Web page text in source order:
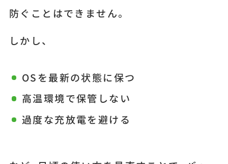
防ぐことはできません。
しかし、
OSを最新の状態に保つ
高温環境で保管しない
過度な充放電を避ける